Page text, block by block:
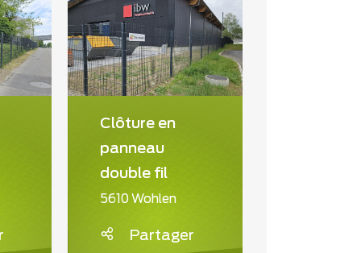
Clôture en
panneau
double fil
5610 Wohlen
Partager